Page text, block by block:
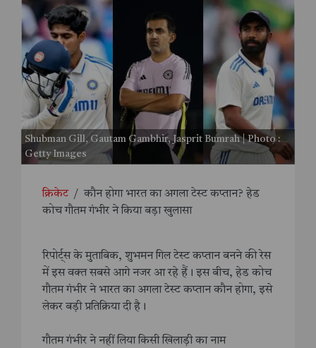
Shubman Gill, Gautam Gambhir, Jasprit Bumrah | Photo :
Getty Images
क्रिकेट / कौन होगा भारत का अगला टेस्ट कप्तान? हेड
कोच गौतम गंभीर ने किया बड़ा खुलासा
रिपोर्ट्स के मुताबिक, शुभमन गिल टेस्ट कप्तान बनने की रेस
में इस वक्त सबसे आगे नजर आ रहे हैं। इस बीच, हेड कोच
गौतम गंभीर ने भारत का अगला टेस्ट कप्तान कौन होगा, इसे
लेकर बड़ी प्रतिक्रिया दी है।
गौतम गंभीर ने नहीं लिया किसी खिलाड़ी का नाम